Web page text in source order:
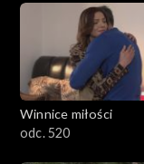
Winnice miłości
odc. 520